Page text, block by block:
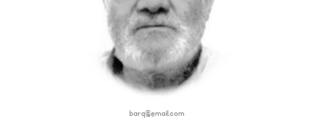
barq@email.com